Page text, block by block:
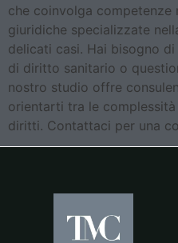
che coinvolga competenze
giuridiche specializzate
delicati casi. Hai bisogno
di diritto sanitario o
nostro studio offre
orientarti tra le
diritti. Contattaci per una